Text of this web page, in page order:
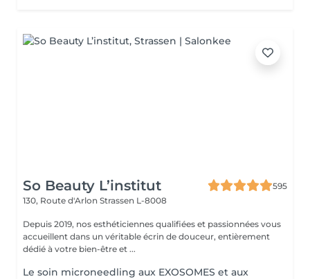
So Beauty L’institut
595
130, Route d'Arlon Strassen L-8008
Depuis 2019, nos esthéticiennes qualifiées et passionnées vous
accueillent dans un véritable écrin de douceur, entièrement
dédié à votre bien-être et ...
Le soin microneedling aux EXOSOMES et aux